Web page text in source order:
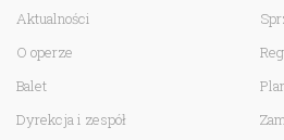
Aktualności
O operze
Balet
Dyrekcja i zespół